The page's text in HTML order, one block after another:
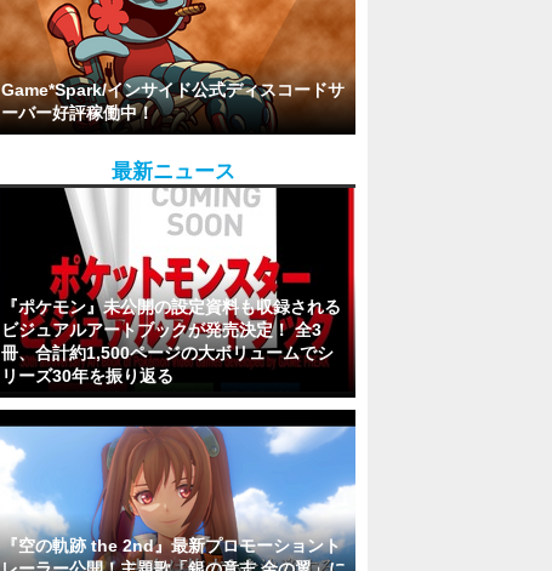
Game*Spark/インサイド公式ディスコードサ
ーバー好評稼働中！
最新ニュース
『ポケモン』未公開の設定資料も収録される
ビジュアルアートブックが発売決定！ 全3
冊、合計約1,500ページの大ボリュームでシ
リーズ30年を振り返る
『空の軌跡 the 2nd』最新プロモーショント